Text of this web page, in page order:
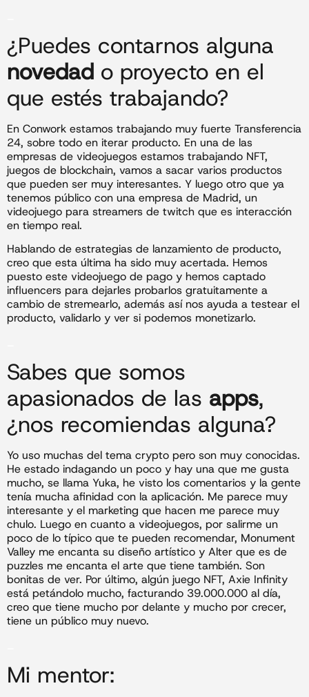
¿Puedes contarnos alguna
novedad o proyecto en el
que estés trabajando?
En Conwork estamos trabajando muy fuerte Transferencia
24, sobre todo en iterar producto. En una de las
empresas de videojuegos estamos trabajando NFT,
juegos de blockchain, vamos a sacar varios productos
que pueden ser muy interesantes. Y luego otro que ya
tenemos público con una empresa de Madrid, un
videojuego para streamers de twitch que es interacción
en tiempo real.
Hablando de estrategias de lanzamiento de producto,
creo que esta última ha sido muy acertada. Hemos
puesto este videojuego de pago y hemos captado
influencers para dejarles probarlos gratuitamente a
cambio de stremearlo, además así nos ayuda a testear el
producto, validarlo y ver si podemos monetizarlo.
Sabes que somos
apasionados de las apps,
¿nos recomiendas alguna?
Yo uso muchas del tema crypto pero son muy conocidas.
He estado indagando un poco y hay una que me gusta
mucho, se llama Yuka, he visto los comentarios y la gente
tenía mucha afinidad con la aplicación. Me parece muy
interesante y el marketing que hacen me parece muy
chulo. Luego en cuanto a videojuegos, por salirme un
poco de lo típico que te pueden recomendar, Monument
Valley me encanta su diseño artístico y Alter que es de
puzzles me encanta el arte que tiene también. Son
bonitas de ver. Por último, algún juego NFT, Axie Infinity
está petándolo mucho, facturando 39.000.000 al día,
creo que tiene mucho por delante y mucho por crecer,
tiene un público muy nuevo.
Mi mentor: